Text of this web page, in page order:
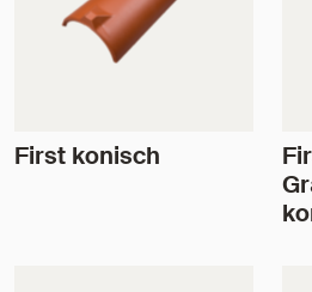
First konisch